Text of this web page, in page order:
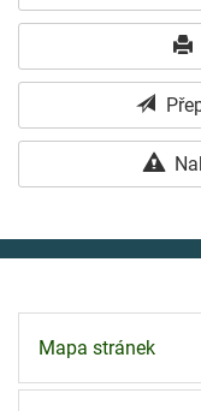
Mapa stránek